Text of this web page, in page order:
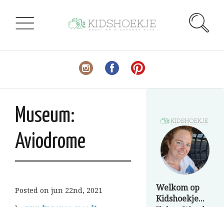
Museum:
Aviodrome
Posted on jun 22nd, 2021
Welkom op
Kidshoekje...